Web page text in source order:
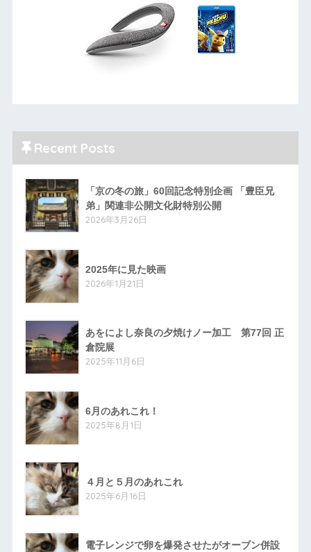
Recent Posts
「京の冬の旅」60回記念特別企画 「豊臣兄
弟」関連非公開文化財特別公開
2026年3月26日
2025年に見た映画
2026年1月21日
あをによし奈良の夕焼けノー加工 第77回 正
倉院展
2025年11月6日
6月のあれこれ！
2025年8月1日
４月と５月のあれこれ
2025年6月16日
電子レンジで卵を爆発させたがオーブン併設